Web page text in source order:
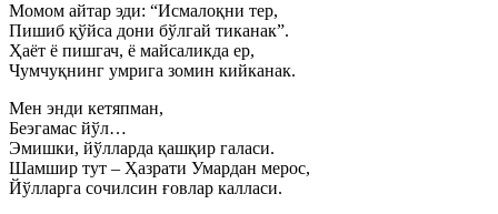
Момом айтар эди: “Исмалоқни тер,
Пишиб қўйса дони бўлгай тиканак”.
Ҳаёт ё пишгач, ё майсаликда ер,
Чумчуқнинг умрига зомин кийканак.
Мен энди кетяпман,
Беэгамас йўл…
Эмишки, йўлларда қашқир галаси.
Шамшир тут – Ҳазрати Умардан мерос,
Йўлларга сочилсин ғовлар калласи.